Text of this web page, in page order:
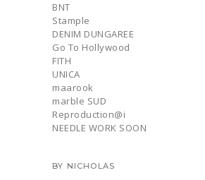
BNT
Stample
DENIM DUNGAREE
Go To Hollywood
FITH
UNICA
maarook
marble SUD
Reproduction@i
NEEDLE WORK SOON
BY NICHOLAS